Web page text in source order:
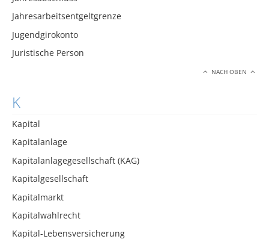
Jahresarbeitsentgeltgrenze
Jugendgirokonto
Juristische Person
NACH OBEN
K
Kapital
Kapitalanlage
Kapitalanlagegesellschaft (KAG)
Kapitalgesellschaft
Kapitalmarkt
Kapitalwahlrecht
Kapital-Lebensversicherung